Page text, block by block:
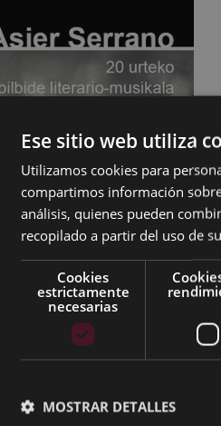
del Libro, este año
en la Biblioteca. Vendrá el
Ese sitio web utiliza
Utilizamos cookies para
compartimos información
análisis, quienes pueden
recopilado a partir del uso de
Cookies
estrictamente
necesarias
MOSTRAR DETALLES